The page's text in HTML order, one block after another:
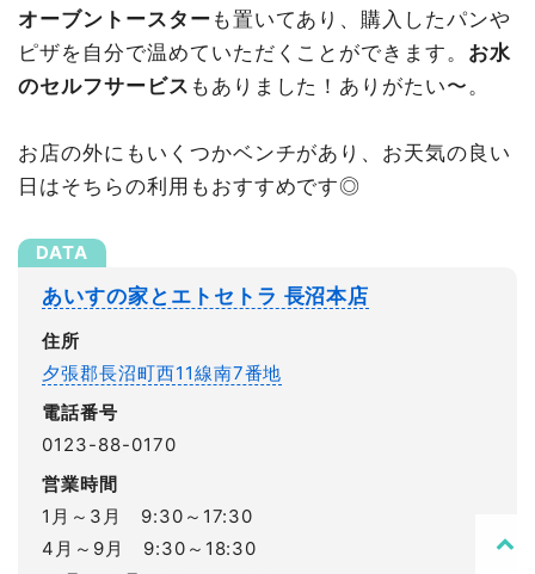
オーブントースター も置いてあり、購入したパンや
ピザを自分で温めていただくことができます。 お水
のセルフサービス もありました！ありがたい〜。
お店の外にもいくつかベンチがあり、お天気の良い
日はそちらの利用もおすすめです◎
あいすの家とエトセトラ 長沼本店
住所
夕張郡長沼町西11線南7番地
電話番号
0123-88-0170
営業時間
1月～3月 9:30～17:30
4月～9月 9:30～18:30